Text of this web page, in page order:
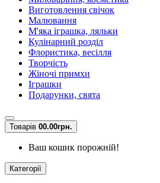
Виготовлення свічок
Малювання
М'яка іграшка, ляльки
Кулінарний розділ
Флористика, весілля
Творчість
Жіночі примхи
Іграшки
Подарунки, свята
Товарів 00.00грн.
Ваш кошик порожній!
Категорії